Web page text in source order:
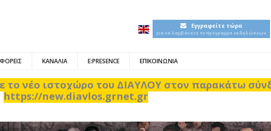
Εγγραφείτε τώρα
για να λαμβάνετε το πρόγραμμα εκδηλώσεων
ΚΑΝΑΛΙΑ E:PRESENCE ΕΠΙΚΟΙΝΩΝΙΑ
το νέο ιστοχώρο του ΔΙΑΥΛΟΥ στον παρακάτω
https://new.diavlos.grnet.gr